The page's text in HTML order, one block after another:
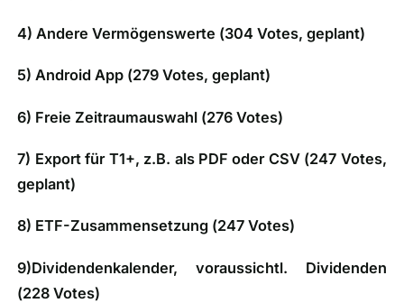
4) Andere Vermögenswerte (304 Votes, geplant)
5) Android App (279 Votes, geplant)
6) Freie Zeitraumauswahl (276 Votes)
7) Export für T1+, z.B. als PDF oder CSV (247 Votes,
geplant)
8) ETF-Zusammensetzung (247 Votes)
9)Dividendenkalender, voraussichtl. Dividenden
(228 Votes)